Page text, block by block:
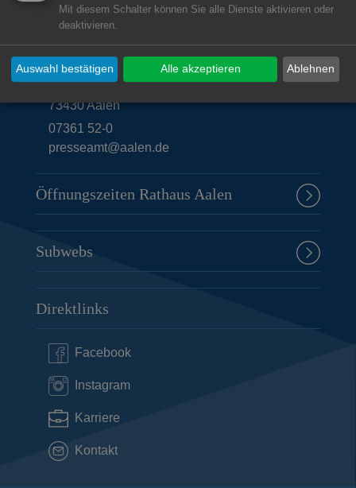
Unsere Anschrift
Rathaus Aalen
Marktplatz 30
73430Aalen
07361 52-0
presseamt@aalen.de
Öffnungszeiten Rathaus Aalen
Subwebs
Direktlinks
Facebook
Instagram
Karriere
Kontakt
Mit diesem Schalter können Sie alle Dienste aktivieren oder
deaktivieren.
Ablehnen
Auswahl bestätigen Alle akzeptieren